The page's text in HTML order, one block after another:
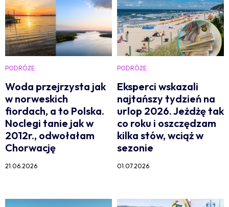
PODRÓŻE
Woda przejrzysta jak
w norweskich
fiordach, a to Polska.
Noclegi tanie jak w
2012r., odwołałam
Chorwację
21.06.2026
PODRÓŻE
Eksperci wskazali
najtańszy tydzień na
urlop 2026. Jeżdżę tak
co roku i oszczędzam
kilka stów, wciąż w
sezonie
01.07.2026